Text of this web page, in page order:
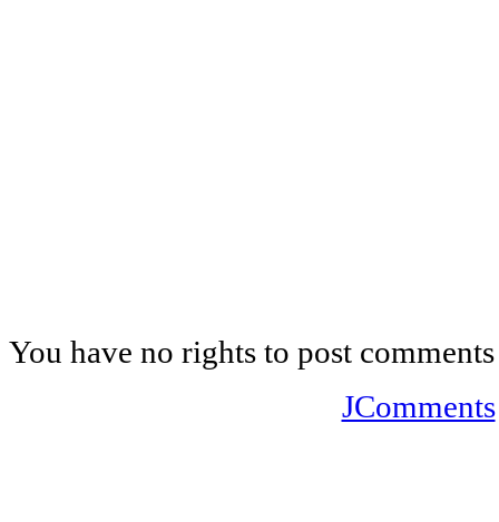
You have no rights to post comments
JComments